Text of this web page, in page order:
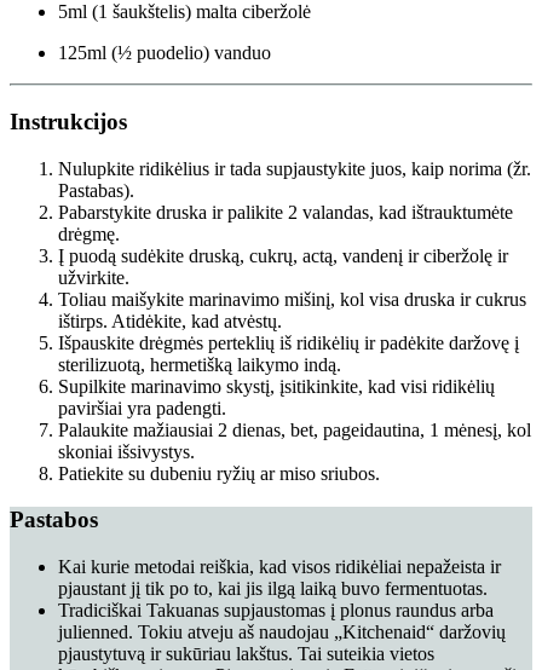
5ml (1 šaukštelis) malta ciberžolė
125ml (½ puodelio) vanduo
Instrukcijos
Nulupkite ridikėlius ir tada supjaustykite juos, kaip norima (žr.
Pastabas).
Pabarstykite druska ir palikite 2 valandas, kad ištrauktumėte
drėgmę.
Į puodą sudėkite druską, cukrų, actą, vandenį ir ciberžolę ir
užvirkite.
Toliau maišykite marinavimo mišinį, kol visa druska ir cukrus
ištirps. Atidėkite, kad atvėstų.
Išpauskite drėgmės perteklių iš ridikėlių ir padėkite daržovę į
sterilizuotą, hermetišką laikymo indą.
Supilkite marinavimo skystį, įsitikinkite, kad visi ridikėlių
paviršiai yra padengti.
Palaukite mažiausiai 2 dienas, bet, pageidautina, 1 mėnesį, kol
skoniai išsivystys.
Patiekite su dubeniu ryžių ar miso sriubos.
Pastabos
Kai kurie metodai reiškia, kad visos ridikėliai nepažeista ir
pjaustant jį tik po to, kai jis ilgą laiką buvo fermentuotas.
Tradiciškai Takuanas supjaustomas į plonus raundus arba
julienned. Tokiu atveju aš naudojau „Kitchenaid“ daržovių
pjaustytuvą ir sukūriau lakštus. Tai suteikia vietos